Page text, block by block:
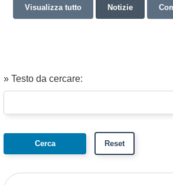
Visualizza tutto Notizie
» Testo da cercare: